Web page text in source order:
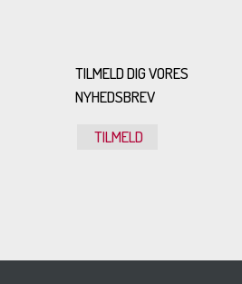
TILMELD DIG VORES
NYHEDSBREV
TILMELD